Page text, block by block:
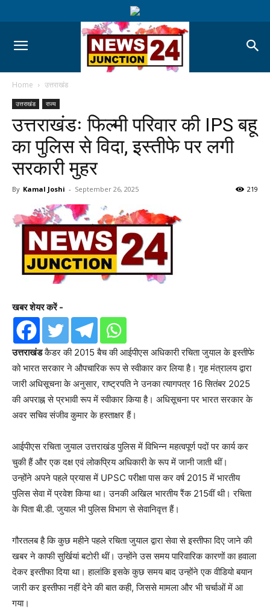
Home उत्तराखंड
उत्तराखंड राज्य
उत्तराखंडः फिल्मी परिवार की IPS बहू
का पुलिस से विदा, इस्तीफे पर लगी
सरकारी मुहर
By Kamal Joshi - September 26, 2025 219
खबर शेयर करें -
उत्तराखंडकैडर की 2015 बैच की आईपीएस अधिकारी रचिता जुयाल के इस्तीफे
को भारत सरकार ने औपचारिक रूप से स्वीकार कर लिया है। गृह मंत्रालय द्वारा
जारी अधिसूचना के अनुसार, राष्ट्रपति ने उनका त्यागपत्र 16 सितंबर 2025
की अपराह्न से प्रभावी रूप में स्वीकार किया है। अधिसूचना पर भारत सरकार के
अवर सचिव संजीव कुमार के हस्ताक्षर हैं।
आईपीएस रचिता जुयाल उत्तराखंड पुलिस में विभिन्न महत्वपूर्ण पदों पर कार्य कर
चुकी हैं और एक दक्ष एवं लोकप्रिय अधिकारी के रूप में जानी जाती थीं।
उन्होंने अपने पहले प्रयास में UPSC परीक्षा पास कर वर्ष 2015 में भारतीय
पुलिस सेवा में प्रवेश किया था। उनकी अखिल भारतीय रैंक 215वीं थी। रचिता
के पिता बी.डी. जुयाल भी पुलिस विभाग से सेवानिवृत्त हैं।
गौरतलब है कि कुछ महीने पहले रचिता जुयाल द्वारा सेवा से इस्तीफा दिए जाने की
खबर ने काफी सुर्खियां बटोरी थीं। उन्होंने उस समय पारिवारिक कारणों का हवाला
देकर इस्तीफा दिया था। हालांकि इसके कुछ समय बाद उन्होंने एक वीडियो बयान
जारी कर इस्तीफा नहीं देने की बात कही, जिससे मामला और भी चर्चाओं में आ
गया।